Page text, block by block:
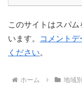
このサイトはスパ
います。
コメント
ください。
ホーム 地域別